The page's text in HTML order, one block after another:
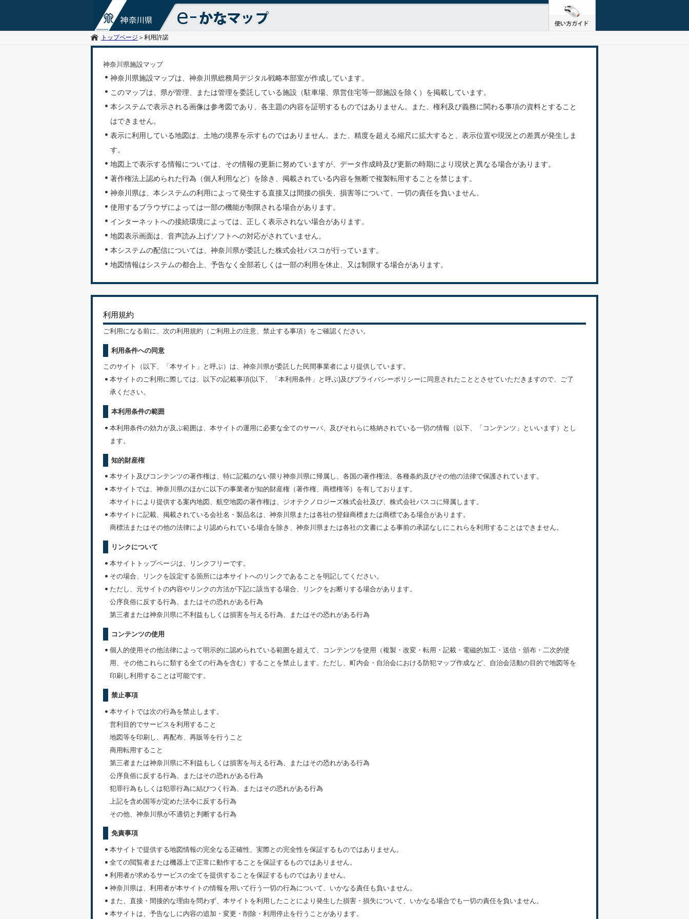
トップページ ＞ 利用許諾
神奈川県施設マップ
神奈川県施設マップは、神奈川県総務局デジタル戦略本部室が作成しています。
このマップは、県が管理、または管理を委託している施設（駐車場、県営住宅等一部施設を除く）を掲載しています。
本システムで表示される画像は参考図であり、各主題の内容を証明するものではありません。また、権利及び義務に関わる事項の資料とすること
はできません。
表示に利用している地図は、土地の境界を示すものではありません。また、精度を超える縮尺に拡大すると、表示位置や現況との差異が発生しま
す。
地図上で表示する情報については、その情報の更新に努めていますが、データ作成時及び更新の時期により現状と異なる場合があります。
著作権法上認められた行為（個人利用など）を除き、掲載されている内容を無断で複製転用することを禁じます。
神奈川県は、本システムの利用によって発生する直接又は間接の損失、損害等について、一切の責任を負いません。
使用するブラウザによっては一部の機能が制限される場合があります。
インターネットへの接続環境によっては、正しく表示されない場合があります。
地図表示画面は、音声読み上げソフトへの対応がされていません。
本システムの配信については、神奈川県が委託した株式会社パスコが行っています。
地図情報はシステムの都合上、予告なく全部若しくは一部の利用を休止、又は制限する場合があります。
利用規約
ご利用になる前に、次の利用規約（ご利用上の注意、禁止する事項）をご確認ください。
利用条件への同意
このサイト（以下、「本サイト」と呼ぶ）は、神奈川県が委託した民間事業者により提供しています。
本サイトのご利用に際しては、以下の記載事項(以下、「本利用条件」と呼ぶ)及びプライバシーポリシーに同意されたこととさせていただきますので、ご了
承ください。
本利用条件の範囲
本利用条件の効力が及ぶ範囲は、本サイトの運用に必要な全てのサーバ、及びそれらに格納されている一切の情報（以下、「コンテンツ」といいます）とし
ます。
知的財産権
本サイト及びコンテンツの著作権は、特に記載のない限り神奈川県に帰属し、各国の著作権法、各種条約及びその他の法律で保護されています。
本サイトでは、神奈川県のほかに以下の事業者が知的財産権（著作権、商標権等）を有しております。
本サイトにより提供する案内地図、航空地図の著作権は、ジオテクノロジーズ株式会社及び、株式会社パスコに帰属します。
本サイトに記載、掲載されている会社名・製品名は、神奈川県または各社の登録商標または商標である場合があります。
商標法またはその他の法律により認められている場合を除き、神奈川県または各社の文書による事前の承諾なしにこれらを利用することはできません。
リンクについて
本サイトトップページは、リンクフリーです。
その場合、リンクを設定する箇所には本サイトへのリンクであることを明記してください。
ただし、元サイトの内容やリンクの方法が下記に該当する場合、リンクをお断りする場合があります。
公序良俗に反する行為、またはその恐れがある行為
第三者または神奈川県に不利益もしくは損害を与える行為、またはその恐れがある行為
コンテンツの使用
個人的使用その他法律によって明示的に認められている範囲を超えて、コンテンツを使用（複製・改変・転用・記載・電磁的加工・送信・頒布・二次的使
用、その他これらに類する全ての行為を含む）することを禁止します。ただし、町内会・自治会における防犯マップ作成など、自治会活動の目的で地図等を
印刷し利用することは可能です。
禁止事項
本サイトでは次の行為を禁止します。
営利目的でサービスを利用すること
地図等を印刷し、再配布、再販等を行うこと
商用転用すること
第三者または神奈川県に不利益もしくは損害を与える行為、またはその恐れがある行為
公序良俗に反する行為、またはその恐れがある行為
犯罪行為もしくは犯罪行為に結びつく行為、またはその恐れがある行為
上記を含め国等が定めた法令に反する行為
その他、神奈川県が不適切と判断する行為
免責事項
本サイトで提供する地図情報の完全なる正確性、実際との完全性を保証するものではありません。
全ての閲覧者または機器上で正常に動作することを保証するものではありません。
利用者が求めるサービスの全てを提供することを保証するものではありません。
神奈川県は、利用者が本サイトの情報を用いて行う一切の行為について、いかなる責任も負いません。
また、直接・間接的な理由を問わず、本サイトを利用したことにより発生した損害・損失について、いかなる場合でも一切の責任を負いません。
本サイトは、予告なしに内容の追加・変更・削除・利用停止を行うことがあります。